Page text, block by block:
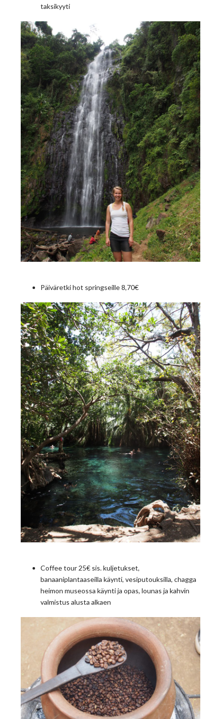
taksikyyti
Päiväretki hot springseille 8,70€
Coffee tour 25€ sis. kuljetukset,
banaaniplantaaseilla käynti, vesiputouksilla, chagga
heimon museossa käynti ja opas, lounas ja kahvin
valmistus alusta alkaen